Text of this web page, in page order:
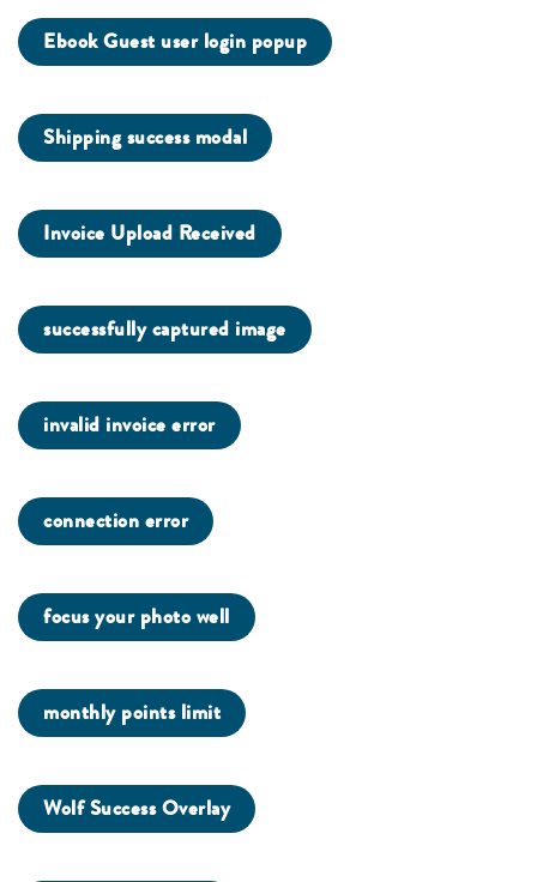
Ebook Guest user login popup
Shipping success modal
Invoice Upload Received
successfully captured image
invalid invoice error
connection error
focus your photo well
monthly points limit
Wolf Success Overlay